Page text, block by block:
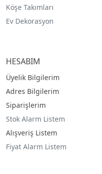
Köşe Takımları
Ev Dekorasyon
HESABIM
Üyelik Bilgilerim
Adres Bilgilerim
Siparişlerim
Stok Alarm Listem
Alışveriş Listem
Fiyat Alarm Listem